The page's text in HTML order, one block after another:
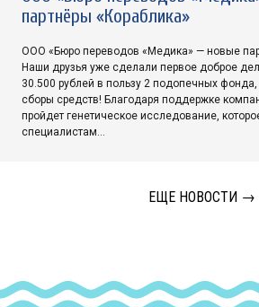
партнёры «Кораблика»
ООО «Бюро переводов «Медика» — новые
Наши друзья уже сделали первое доброе
30.500 рублей в пользу 2 подопечных фонда,
сборы средств! Благодаря поддержке
пройдет генетическое исследование,
специалистам…
ЕЩЕ НОВОСТИ →